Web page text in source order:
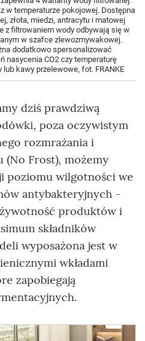
w temperaturze pokojowej. Dostępna
złota, miedzi, antracytu i matowej
z filtrowaniem wody odbywają się w
w szafce zlewozmywakowej.
dodatkowo spersonalizować
nasycenia CO2 czy temperaturę
kawy przelewowe, fot. FRANKE
dziś prawdziwą
poza oczywistym
rozmrażania i
(No Frost), możemy
poziomu wilgotności we
antybakteryjnych -
produktów i
składników
wyposażona jest w
wkładami
zapobiegają